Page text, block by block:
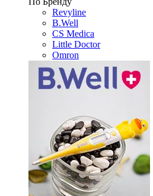
Revyline
B.Well
CS Medica
Little Doctor
Omron